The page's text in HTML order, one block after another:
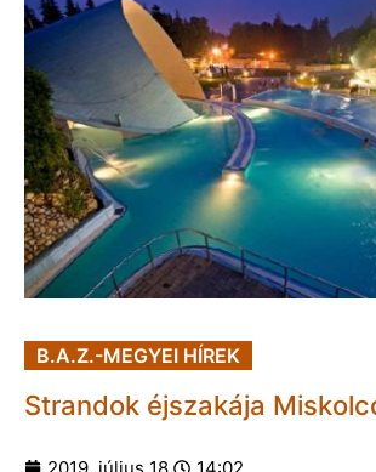
B.A.Z.-MEGYEI HÍREK
Strandok éjszakája